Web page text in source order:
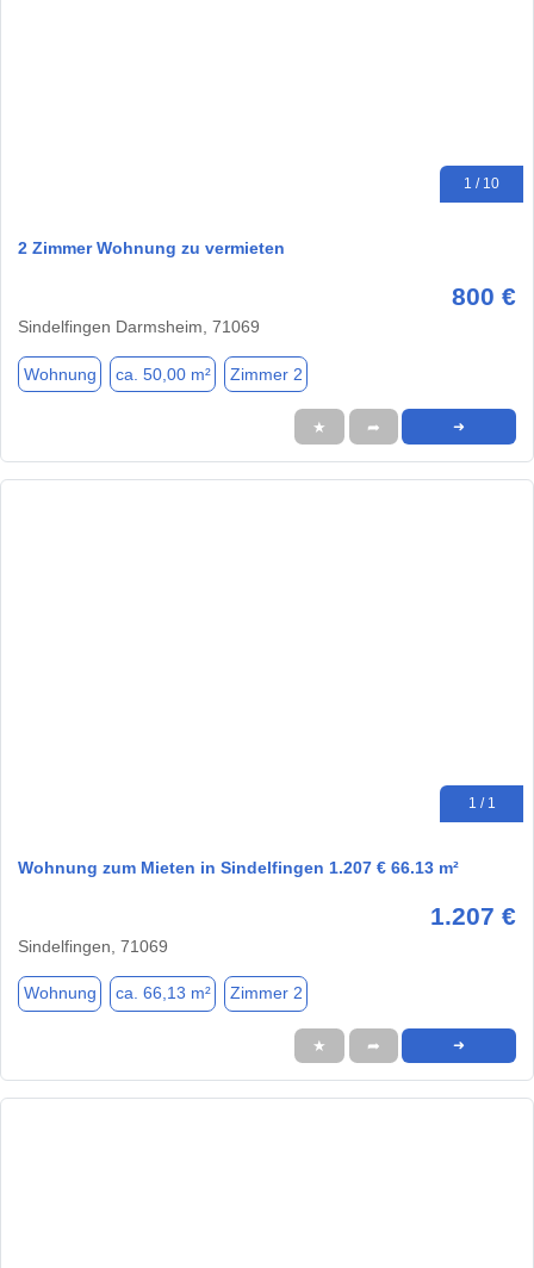
1 / 10
2 Zimmer Wohnung zu vermieten
800 €
Sindelfingen Darmsheim, 71069
Wohnung ca. 50,00 m² Zimmer 2
★ ➦ ➜
1 / 1
Wohnung zum Mieten in Sindelfingen 1.207 € 66.13 m²
1.207 €
Sindelfingen, 71069
Wohnung ca. 66,13 m² Zimmer 2
★ ➦ ➜